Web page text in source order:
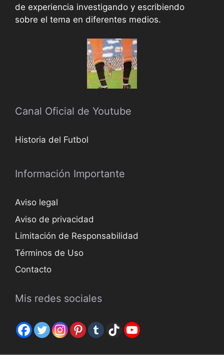
de experiencia investigando y escribiendo
sobre el tema en diferentes medios.
Canal Oficial de Youtube
Historia del Futbol
Información Importante
Aviso legal
Aviso de privacidad
Limitación de Responsabilidad
Términos de Uso
Contacto
Mis redes sociales